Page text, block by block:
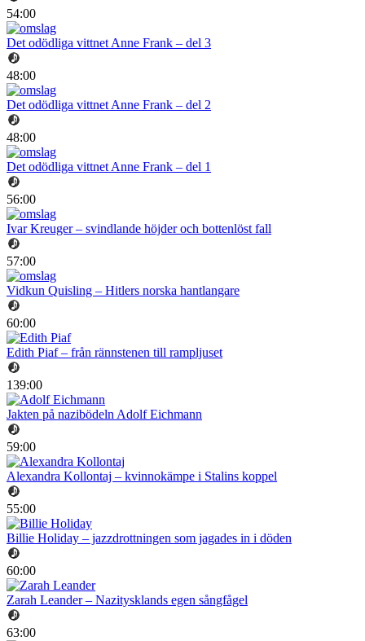
54:00
Det odödliga vittnet Anne Frank – del 3
48:00
Det odödliga vittnet Anne Frank – del 2
48:00
Det odödliga vittnet Anne Frank – del 1
56:00
Ivar Kreuger – svindlande höjder och bottenlöst fall
57:00
Vidkun Quisling – Hitlers norska hantlangare
60:00
Edith Piaf – från rännstenen till rampljuset
139:00
Jakten på nazibödeln Adolf Eichmann
59:00
Alexandra Kollontaj – kvinnokämpe i Stalins koppel
55:00
Billie Holiday – jazzdrottningen som jagades in i döden
60:00
Zarah Leander – Nazitysklands egen sångfågel
63:00